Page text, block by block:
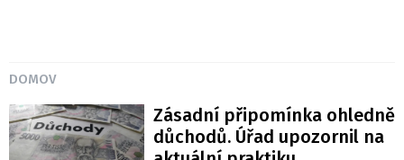
DOMOV
Zásadní připomínka ohledně
důchodů. Úřad upozornil na